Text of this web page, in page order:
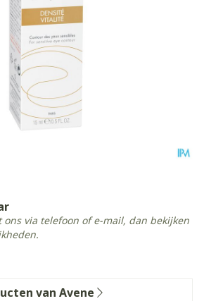
ons via telefoon of e-mail, dan bekijken
van Avene